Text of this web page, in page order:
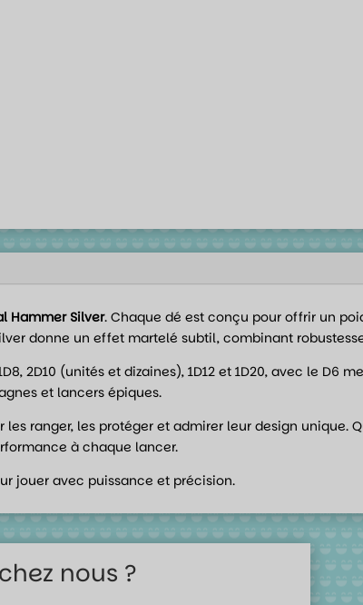
Hammer Silver. Chaque dé est conçu pour offrir un
donne un effet martelé subtil, combinant
2D10 (unités et dizaines), 1D12 et 1D20, avec le D6
et lancers épiques.
les ranger, les protéger et admirer leur design unique.
à chaque lancer.
jouer avec puissance et précision.
nous ?